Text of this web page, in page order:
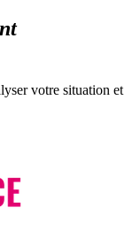
votre situation et